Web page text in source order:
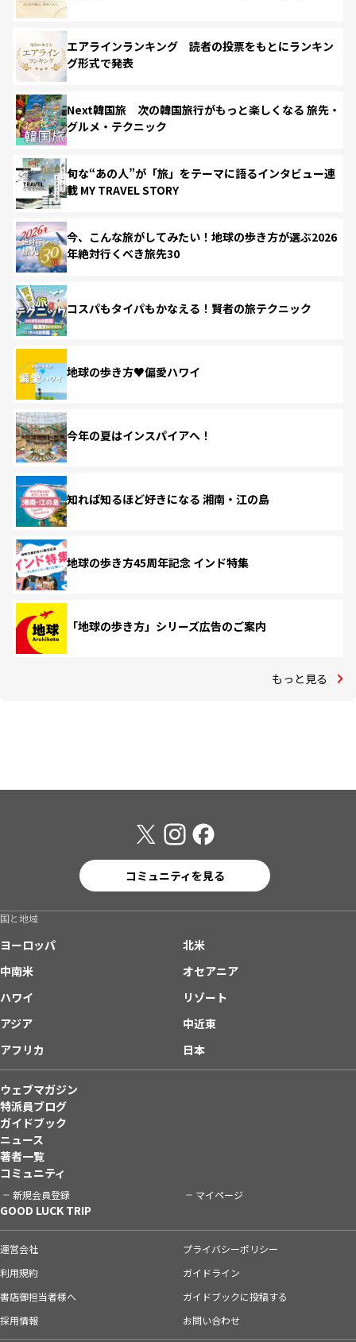
エアラインランキング 読者の投票をもとにランキン
グ形式で発表
Next韓国旅 次の韓国旅行がもっと楽しくなる 旅先・
グルメ・テクニック
旬な“あの人”が「旅」をテーマに語るインタビュー連
載 MY TRAVEL STORY
今、こんな旅がしてみたい！地球の歩き方が選ぶ2026
年絶対行くべき旅先30
コスパもタイパもかなえる！賢者の旅テクニック
地球の歩き方♥偏愛ハワイ
今年の夏はインスパイアへ！
知れば知るほど好きになる 湘南・江の島
地球の歩き方45周年記念 インド特集
「地球の歩き方」シリーズ広告のご案内
もっと見る
コミュニティを見る
国と地域
ヨーロッパ
北米
中南米
オセアニア
ハワイ
リゾート
アジア
中近東
アフリカ
日本
ウェブマガジン
特派員ブログ
ガイドブック
ニュース
著者一覧
コミュニティ
新規会員登録 マイページ
GOOD LUCK TRIP
運営会社
プライバシーポリシー
利用規約
ガイドライン
書店御担当者様へ
ガイドブックに投稿する
採用情報
お問い合わせ